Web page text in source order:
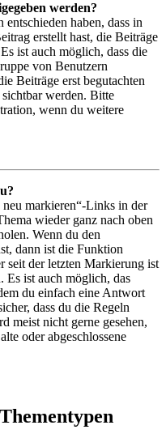
werden?
haben, dass in
erstellt hast, die Beiträge
ist auch möglich, dass die
von Benutzern
Beiträge erst begutachten
werden. Bitte
wenn du weitere
markieren“-Links in der
wieder ganz nach oben
Wenn du den
dann ist die Funktion
seit der letzten Markierung ist
Es ist auch möglich, das
du einfach eine Antwort
dass du die Regeln
meist nicht gerne gesehen,
oder abgeschlossene